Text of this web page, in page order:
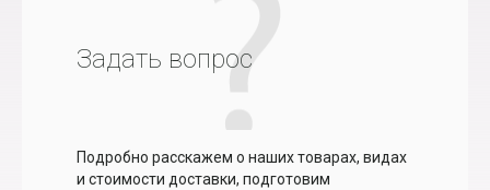
Задать вопрос
Подробно расскажем о наших товарах, видах
и стоимости доставки, подготовим